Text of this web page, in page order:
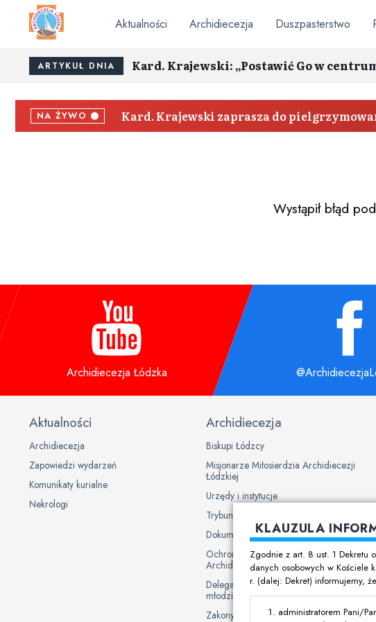
Aktualności Archidiecezja Duszpasterstwo
ARTYKUŁ DNIA Kard. Krajewski: „Postawić Go w
NA ŻYWO Kard. Krajewski zaprasza do
Wystąpił błąd
Archidiecezja Łódzka
Aktualności
Archidiecezja
Zapowiedzi wydarzeń
Komunikaty kurialne
Nekrologi
Archidiecezja
Biskupi Łódzcy
Misjonarze Miłosierdzia Archidiecezji
Łódzkiej
Urzędy i instytucje
Trybunał Metropolitalny
Dokumenty Kurii
Ochrona danych osobowych w
Archidiecezji Łódzkiej
Delegat Biskupa ds. ochrony dzieci i
młodzieży
Zakony męskie
KLAUZULA
Zgodnie z art. 8 ust. 1 Dekretu
danych osobowych w Kościele
r. (dalej: Dekret) informujemy,
administratorem Pani/